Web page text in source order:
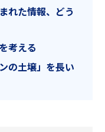
れた情報、どう
考える
の土壌」を長い